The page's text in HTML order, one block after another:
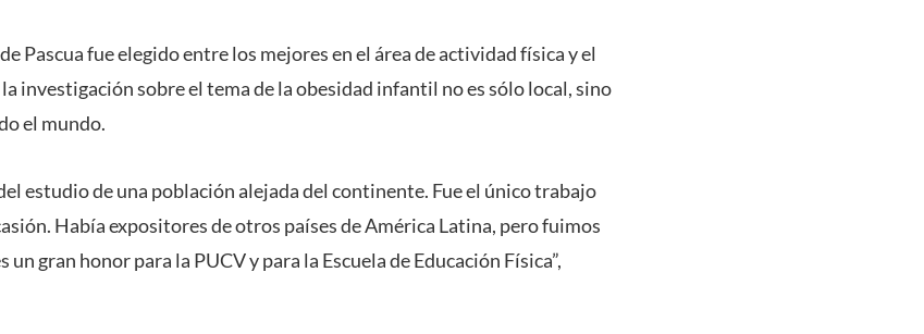
Pascua fue elegido entre los mejores en el área de actividad física y el
investigación sobre el tema de la obesidad infantil no es sólo local, sino
el mundo.
estudio de una población alejada del continente. Fue el único trabajo
Había expositores de otros países de América Latina, pero fuimos
un gran honor para la PUCV y para la Escuela de Educación Física”,